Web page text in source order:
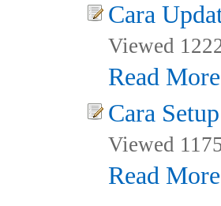
Cara
Viewed
Read More
Cara
Viewed
Read More